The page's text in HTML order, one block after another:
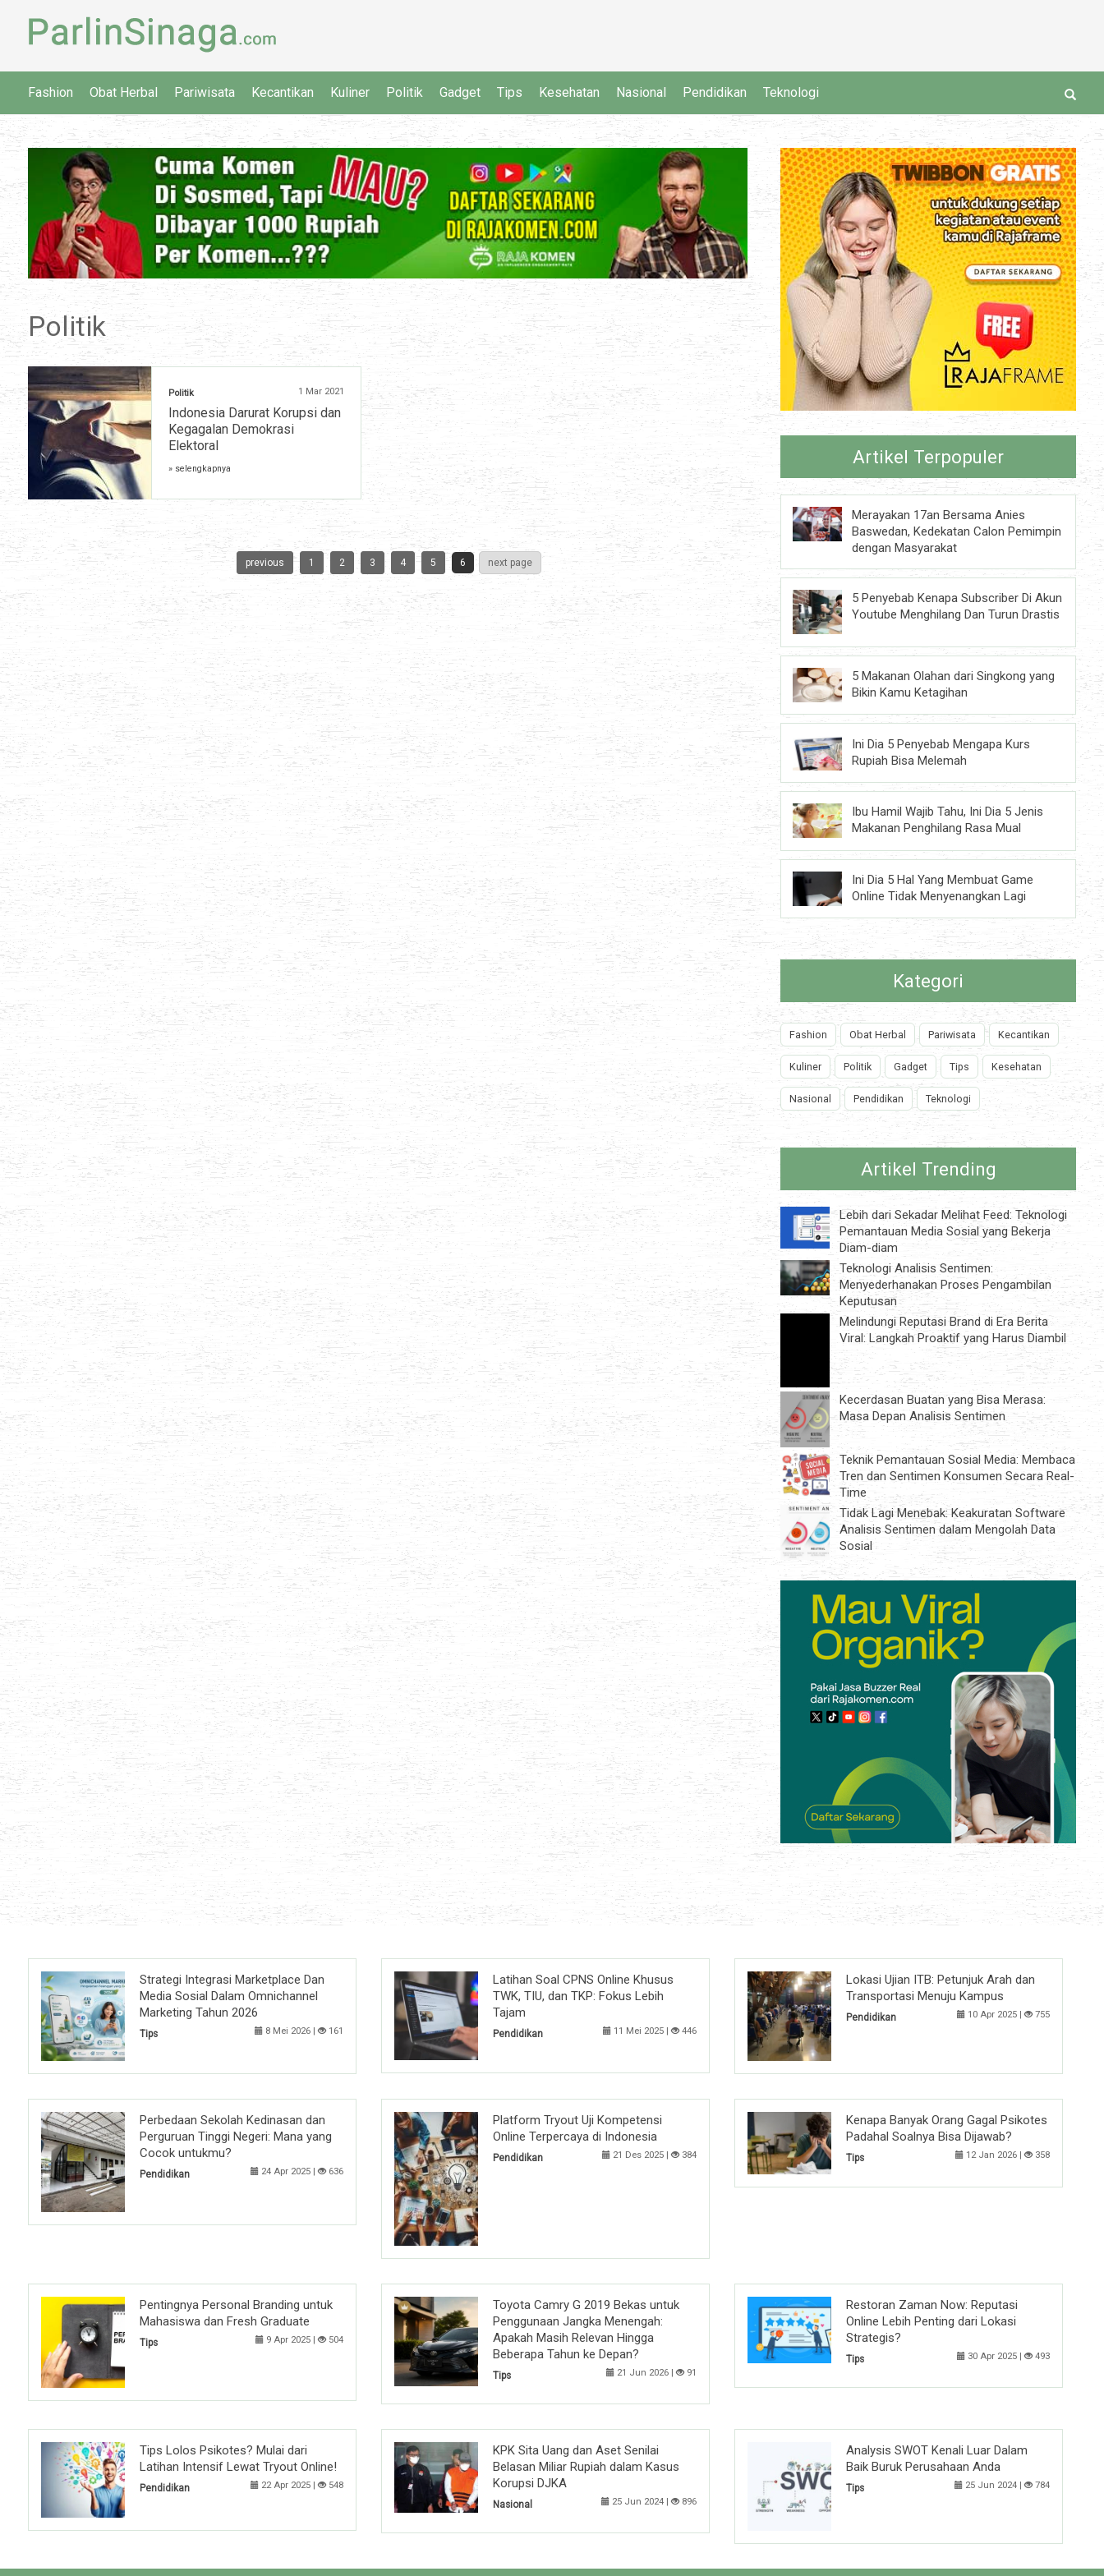
Fashion Obat Herbal Pariwisata Kecantikan Kuliner Politik Gadget Tips Kesehatan Nasional Pendidikan Teknologi
Politik
Politik 1 Mar 2021
Indonesia Darurat Korupsi dan
Kegagalan Demokrasi
Elektoral
» selengkapnya
previous 1 2 3 4 5 6 next page
Artikel Terpopuler
Merayakan 17an Bersama Anies
Baswedan, Kedekatan Calon Pemimpin
dengan Masyarakat
5 Penyebab Kenapa Subscriber Di Akun
Youtube Menghilang Dan Turun Drastis
5 Makanan Olahan dari Singkong yang
Bikin Kamu Ketagihan
Ini Dia 5 Penyebab Mengapa Kurs
Rupiah Bisa Melemah
Ibu Hamil Wajib Tahu, Ini Dia 5 Jenis
Makanan Penghilang Rasa Mual
Ini Dia 5 Hal Yang Membuat Game
Online Tidak Menyenangkan Lagi
Kategori
Fashion Obat Herbal Pariwisata Kecantikan
Kuliner Politik Gadget Tips Kesehatan
Nasional Pendidikan Teknologi
Artikel Trending
Lebih dari Sekadar Melihat Feed: Teknologi
Pemantauan Media Sosial yang Bekerja
Diam-diam
Teknologi Analisis Sentimen:
Menyederhanakan Proses Pengambilan
Keputusan
Melindungi Reputasi Brand di Era Berita
Viral: Langkah Proaktif yang Harus Diambil
Kecerdasan Buatan yang Bisa Merasa:
Masa Depan Analisis Sentimen
Teknik Pemantauan Sosial Media: Membaca
Tren dan Sentimen Konsumen Secara Real-
Time
Tidak Lagi Menebak: Keakuratan Software
Analisis Sentimen dalam Mengolah Data
Sosial
Strategi Integrasi Marketplace Dan
Media Sosial Dalam Omnichannel
Marketing Tahun 2026
Tips 8 Mei 2026 | 161
Latihan Soal CPNS Online Khusus
TWK, TIU, dan TKP: Fokus Lebih
Tajam
Pendidikan 11 Mei 2025 | 446
Lokasi Ujian ITB: Petunjuk Arah dan
Transportasi Menuju Kampus
Pendidikan 10 Apr 2025 | 755
Perbedaan Sekolah Kedinasan dan
Perguruan Tinggi Negeri: Mana yang
Cocok untukmu?
Pendidikan 24 Apr 2025 | 636
Platform Tryout Uji Kompetensi
Online Terpercaya di Indonesia
Pendidikan 21 Des 2025 | 384
Kenapa Banyak Orang Gagal Psikotes
Padahal Soalnya Bisa Dijawab?
Tips 12 Jan 2026 | 358
Pentingnya Personal Branding untuk
Mahasiswa dan Fresh Graduate
Tips 9 Apr 2025 | 504
Toyota Camry G 2019 Bekas untuk
Penggunaan Jangka Menengah:
Apakah Masih Relevan Hingga
Beberapa Tahun ke Depan?
Tips 21 Jun 2026 | 91
Restoran Zaman Now: Reputasi
Online Lebih Penting dari Lokasi
Strategis?
Tips 30 Apr 2025 | 493
Tips Lolos Psikotes? Mulai dari
Latihan Intensif Lewat Tryout Online!
Pendidikan 22 Apr 2025 | 548
KPK Sita Uang dan Aset Senilai
Belasan Miliar Rupiah dalam Kasus
Korupsi DJKA
Nasional 25 Jun 2024 | 896
Analysis SWOT Kenali Luar Dalam
Baik Buruk Perusahaan Anda
Tips 25 Jun 2024 | 784